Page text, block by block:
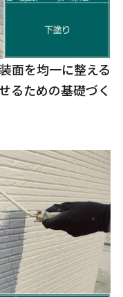
面を均一に整える
るための基礎づく